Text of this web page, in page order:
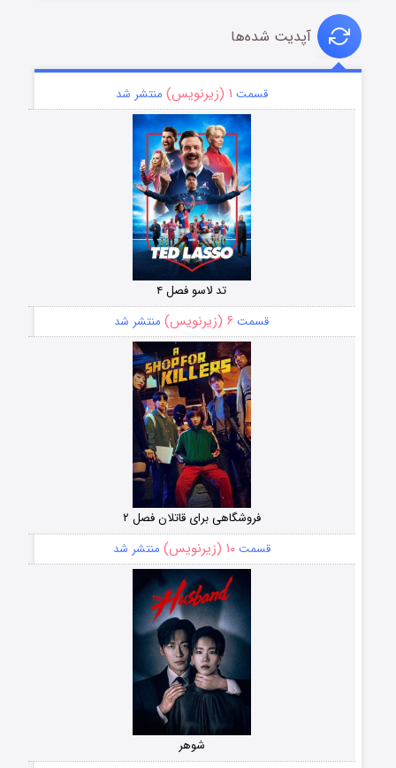
آپدیت شده‌ها
قسمت ۱ (زیرنویس) منتشر شد
تد لاسو فصل ۴
قسمت ۶ (زیرنویس) منتشر شد
فروشگاهی برای قاتلان فصل ۲
قسمت۱۰ (زیرنویس) منتشر شد
شوهر